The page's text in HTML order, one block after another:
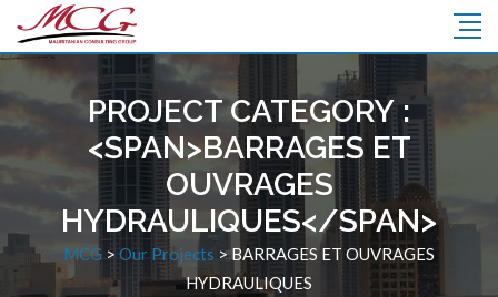
PROJECT CATEGORY :
<SPAN>BARRAGES ET
OUVRAGES
HYDRAULIQUES</SPAN>
MCG >Our Projects >BARRAGES ET OUVRAGES
HYDRAULIQUES